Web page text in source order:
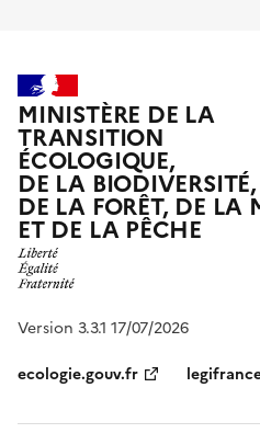
MINISTÈRE DE LA
TRANSITION
ÉCOLOGIQUE,
DE LA BIODIVERSITÉ,
DE LA FORÊT, DE LA
ET DE LA PÊCHE
Version 3.3.1 17/07/2026
ecologie.gouv.fr